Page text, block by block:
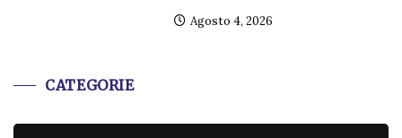
Agosto 4, 2026
CATEGORIE